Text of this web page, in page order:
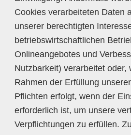
Cookies verarbeiteten Daten
unserer berechtigten
betriebswirtschaftlichen
Onlineangebotes und
Nutzbarkeit) verarbeitet oder,
Rahmen der Erfüllung
Pflichten erfolgt, wenn der
erforderlich ist, um unsere
Verpflichtungen zu erfüllen.